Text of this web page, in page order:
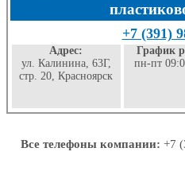
+7 (391)
Адрес:
ул. Калинина, 63Г,
стр. 20, Красноярск
График
пн-пт
Все телефоны компании: +7